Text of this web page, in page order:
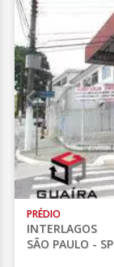
PRÉDIO
INTERLAGOS
SÃO PAULO - SP